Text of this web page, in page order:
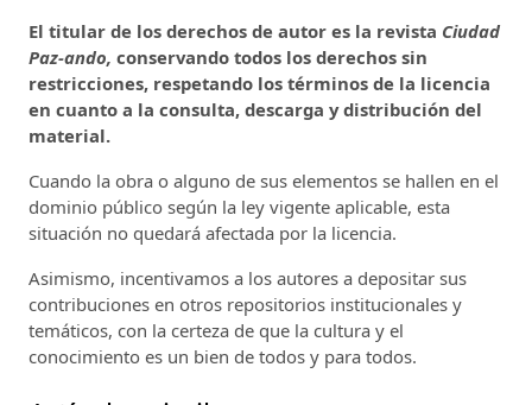
El titular de los derechos de autor es la revista Ciudad
Paz-ando, conservando todos los derechos sin
restricciones, respetando los términos de la licencia
en cuanto a la consulta, descarga y distribución del
material.
Cuando la obra o alguno de sus elementos se hallen en el
dominio público según la ley vigente aplicable, esta
situación no quedará afectada por la licencia.
Asimismo, incentivamos a los autores a depositar sus
contribuciones en otros repositorios institucionales y
temáticos, con la certeza de que la cultura y el
conocimiento es un bien de todos y para todos.